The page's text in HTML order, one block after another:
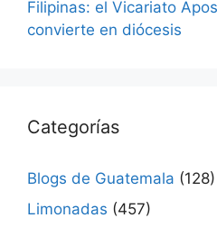
Filipinas: el Vicariato
convierte en diócesis
Categorías
Blogs de Guatemala (128)
Limonadas (457)